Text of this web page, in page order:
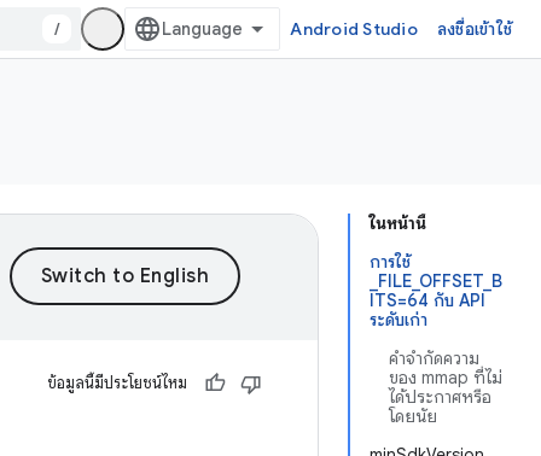
/ Android Studio ลงชื่อเข้าใช้
ในหน้านี้
การใช้
_FILE_OFFSET_B
ITS=64 กับ API
ระดับเก่า
คำจำกัดความ
ของ mmap ที่ไม่
ได้ประกาศหรือ
โดยนัย
ข้อมูลนี้มีประโยชน์ไหม